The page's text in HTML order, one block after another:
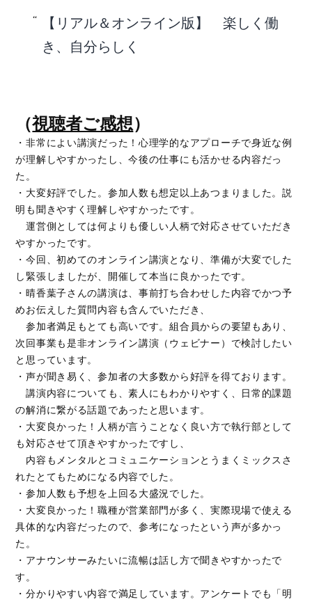
【リアル＆オンライン版】 楽しく働
き、自分らしく
（視聴者ご感想）
・非常によい講演だった！心理学的なアプローチで身近な例
が理解しやすかったし、今後の仕事にも活かせる内容だっ
た。
・大変好評でした。参加人数も想定以上あつまりました。説
明も聞きやすく理解しやすかったです。
運営側としては何よりも優しい人柄で対応させていただき
やすかったです。
・今回、初めてのオンライン講演となり、準備が大変でした
し緊張しましたが、開催して本当に良かったです。
・晴香葉子さんの講演は、事前打ち合わせした内容でかつ予
めお伝えした質問内容も含んでいただき、
参加者満足もとても高いです。組合員からの要望もあり、
次回事業も是非オンライン講演（ウェビナー）で検討したい
と思っています。
・声が聞き易く、参加者の大多数から好評を得ております。
講演内容についても、素人にもわかりやすく、日常的課題
の解消に繋がる話題であったと思います。
・大変良かった！人柄が言うことなく良い方で執行部として
も対応させて頂きやすかったですし、
内容もメンタルとコミュニケーションとうまくミックスさ
れたとてもためになる内容でした。
・参加人数も予想を上回る大盛況でした。
・大変良かった！職種が営業部門が多く、実際現場で使える
具体的な内容だったので、参考になったという声が多かっ
た。
・アナウンサーみたいに流暢は話し方で聞きやすかったで
す。
・分かりやすい内容で満足しています。アンケートでも「明